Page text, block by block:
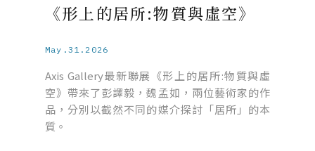
《形上的居所:物質與虛空》
May.31.2026
Axis Gallery最新聯展《形上的居所:物質與虛
空》帶來了彭譯毅，魏孟如，兩位藝術家的作
品，分別以截然不同的媒介探討「居所」的本
質。